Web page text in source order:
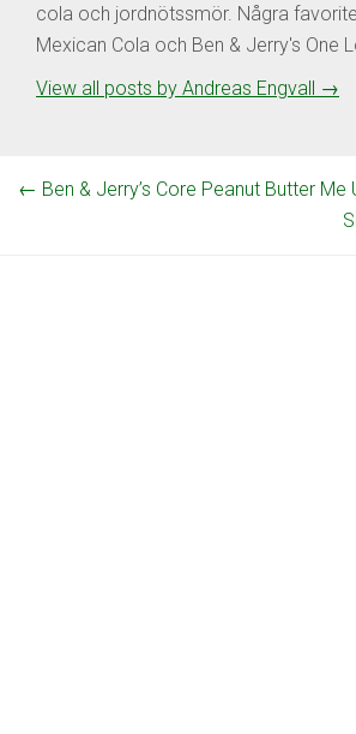
cola och jordnötssmör. Några
Mexican Cola och Ben & Jerry's One
View all posts by Andreas Engvall →
← Ben & Jerry’s Core Peanut Butter Me